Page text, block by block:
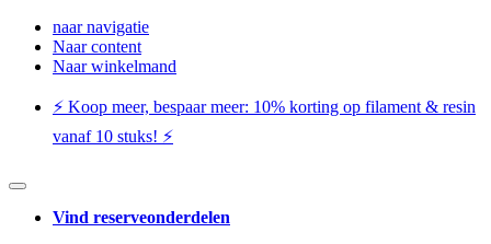
naar navigatie
Naar content
Naar winkelmand
⚡️ Koop meer, bespaar meer: ​​10% korting op filament & resin
vanaf 10 stuks! ⚡️
Vind reserveonderdelen